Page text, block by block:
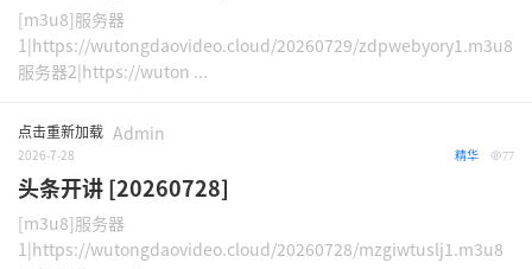
[m3u8]服务器
1|https://wutongdaovideo.cloud/20260729/zdpwebyory1.m3u8
服务器2|https://wuton ...
点击重新加载 Admin
2026-7-28 77
精华
头条开讲 [20260728]
[m3u8]服务器
1|https://wutongdaovideo.cloud/20260728/mzgiwtuslj1.m3u8